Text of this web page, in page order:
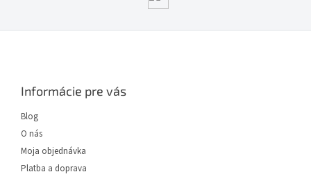
Informácie pre vás
Blog
O nás
Moja objednávka
Platba a doprava